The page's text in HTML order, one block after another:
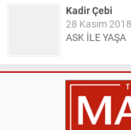
Kadir Çebi
28 Kasım
ASK İLE YAŞA
Nail Kazanç
10 Mart 2023
HAYDİ